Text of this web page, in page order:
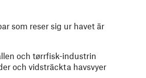
som reser sig ur havet är
och tørrfisk-industrin
och vidsträckta havsvyer